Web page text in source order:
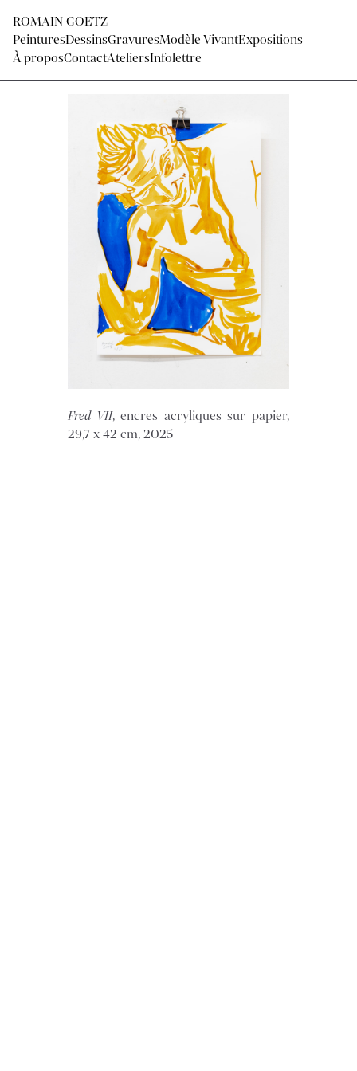
ROMAIN GOETZ
PeinturesDessinsGravuresModèle VivantExpositions
À proposContactAteliersInfolettre
Fred VII, encres acryliques sur papier,
29,7 x 42 cm, 2025